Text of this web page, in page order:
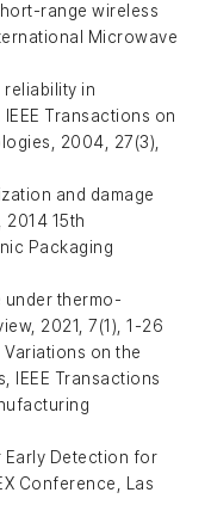
range wireless
Microwave
reliability in
Transactions on
2004, 27(3),
and damage
15th
Packaging
under thermo-
2021, 7(1), 1-26
on the
IEEE Transactions
Early Detection for
Conference, Las